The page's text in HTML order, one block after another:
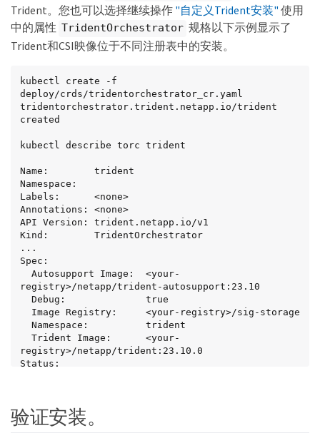
Trident。您也可以选择继续操作 "自定义Trident安装" 使用
中的属性 TridentOrchestrator 规格以下示例显示了
Trident和CSI映像位于不同注册表中的安装。
kubectl create -f
deploy/crds/tridentorchestrator_cr.yaml
tridentorchestrator.trident.netapp.io/trident
created
kubectl describe torc trident
Name:        trident
Namespace:
Labels:      <none>
Annotations: <none>
API Version: trident.netapp.io/v1
Kind:        TridentOrchestrator
...
Spec:
registry>/netapp/trident-autosupport:23.10
registry>/netapp/trident:23.10.0
Status:
    Autosupport Image:          <your-
registry>/netapp/trident-autosupport:23.10
验证安装。